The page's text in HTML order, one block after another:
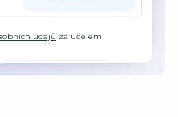
údajů za účelem